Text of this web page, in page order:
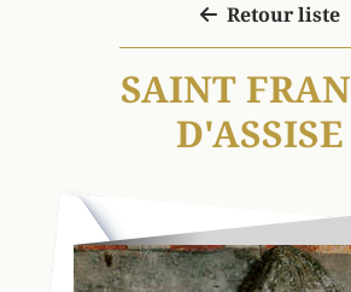
Retour liste
SAINT
D'ASSISE